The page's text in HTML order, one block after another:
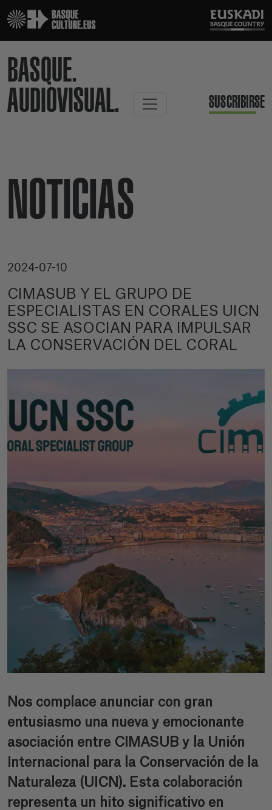
BASQUE.
AUDIOVISUAL.
SUSCRIBIRSE
NOTICIAS
2024-07-10
CIMASUB Y EL GRUPO DE
ESPECIALISTAS EN CORALES UICN
SSC SE ASOCIAN PARA IMPULSAR
LA CONSERVACIÓN DEL CORAL
Nos complace anunciar con gran
entusiasmo una nueva y emocionante
asociación entre CIMASUB y la Unión
Internacional para la Conservación de la
Naturaleza (UICN). Esta colaboración
representa un hito significativo en